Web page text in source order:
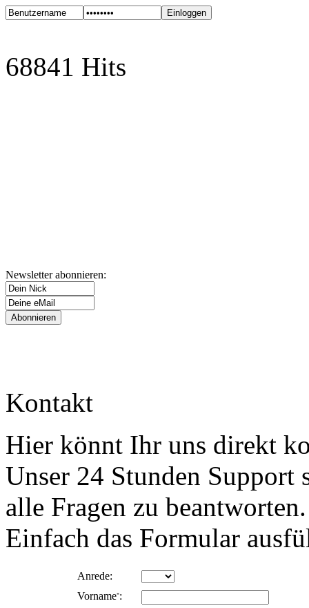
68841 Hits
Newsletter abonnieren:
Kontakt
Hier könnt Ihr uns direkt
Unser 24 Stunden Support
alle Fragen zu
Einfach das Formular
Anrede:
Vorname*: